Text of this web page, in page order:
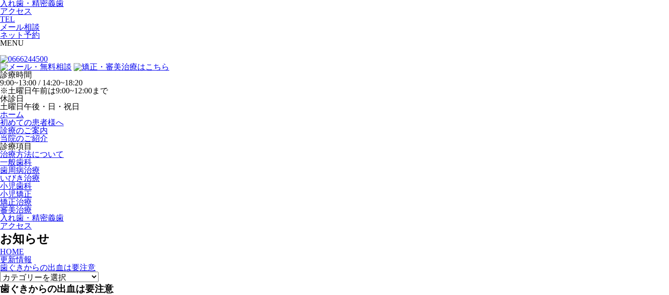
入れ歯・精密義歯
アクセス
TEL
メール相談
ネット予約
MENU
診療時間
9:00~13:00 / 14:20~18:20
※土曜日午前は9:00~12:00まで
休診日
土曜日午後・日・祝日
ホーム
初めての患者様へ
診療のご案内
当院のご紹介
診療項目
治療方法について
一般歯科
歯周病治療
いびき治療
小児歯科
小児矯正
矯正治療
審美治療
入れ歯・精密義歯
アクセス
お知らせ
HOME
更新情報
歯ぐきからの出血は要注意
歯ぐきからの出血は要注意